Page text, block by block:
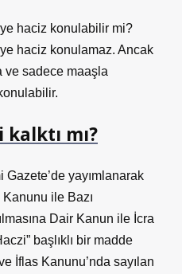
haciz konulabilir mi?
haciz konulamaz. Ancak
ve sadece maaşla
kalktı mı?
yayımlanarak
ile Bazı
Dair Kanun ile İcra
başlıklı bir madde
İflas Kanunu’nda sayılan